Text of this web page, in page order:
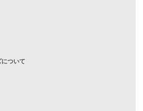
た方・
る質問
てる方法